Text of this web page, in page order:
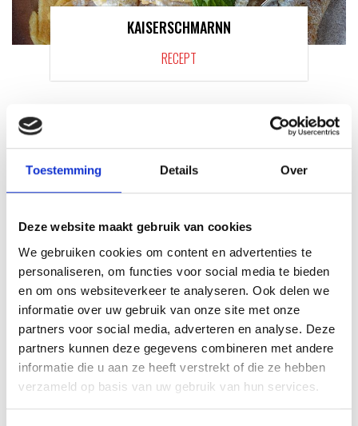
Toestemming Details Over
Deze website maakt gebruik van cookies
We gebruiken cookies om content en advertenties te
personaliseren, om functies voor social media te bieden
en om ons websiteverkeer te analyseren. Ook delen we
informatie over uw gebruik van onze site met onze
partners voor social media, adverteren en analyse. Deze
partners kunnen deze gegevens combineren met andere
informatie die u aan ze heeft verstrekt of die ze hebben
verzameld op basis van uw gebruik van hun services.
KAISERSCHMARNN
RECEPT
VITELLO TONNATO VAN DE
SEARWOOD
RECEPT